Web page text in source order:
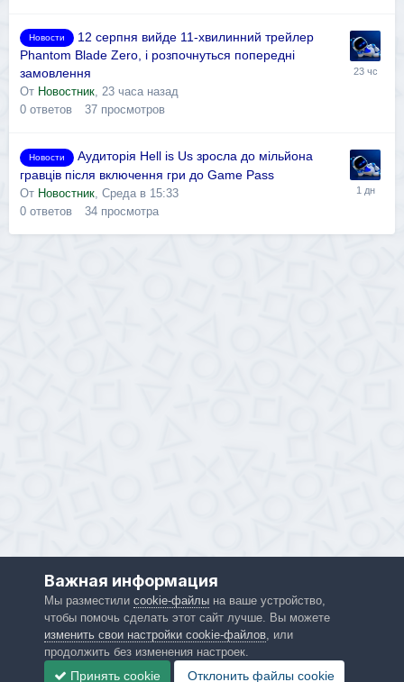
Новости
12 серпня вийде 11-хвилинний трейлер
Phantom Blade Zero, і розпочнуться попередні
замовлення
От Новостник, 23 часа назад
0 ответов 37 просмотров
Новости
Аудиторія Hell is Us зросла до мільйона
гравців після включення гри до Game Pass
От Новостник Среда в 15:33
0 ответов 34 просмотра
Важная информация
Мы разместили cookie-файлына ваше устройство,
чтобы помочь сделать этот сайт лучше. Вы можете
изменить свои настройки cookie-файлов, или
продолжить без изменения настроек.
Принять cookie Отклонить файлы сookie